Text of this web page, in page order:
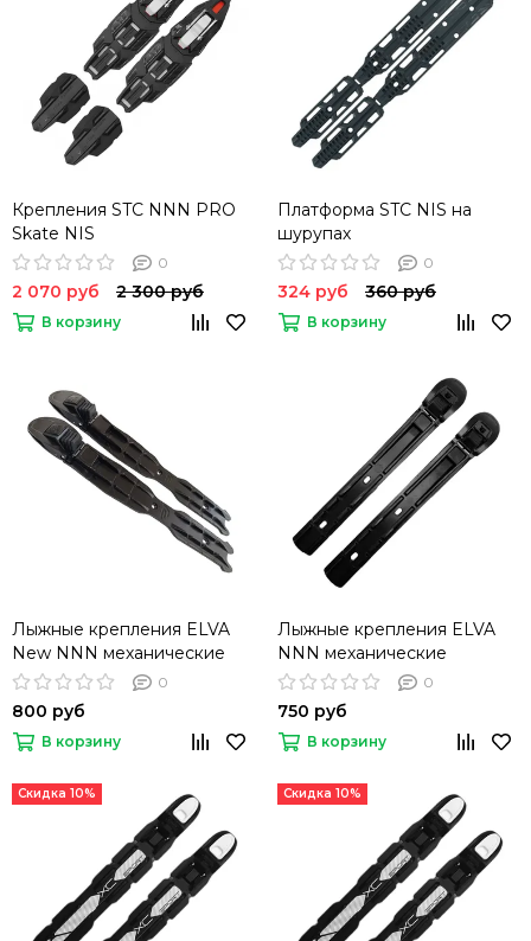
Крепления STC NNN PRO
Skate NIS
0
2 070 руб 2 300 руб
В корзину
Платформа STC NIS на
шурупах
0
324 руб 360 руб
В корзину
Лыжные крепления ELVA
New NNN механические
0
800 руб
В корзину
Лыжные крепления ELVA
NNN механические
0
750 руб
В корзину
Скидка 10% Скидка 10%